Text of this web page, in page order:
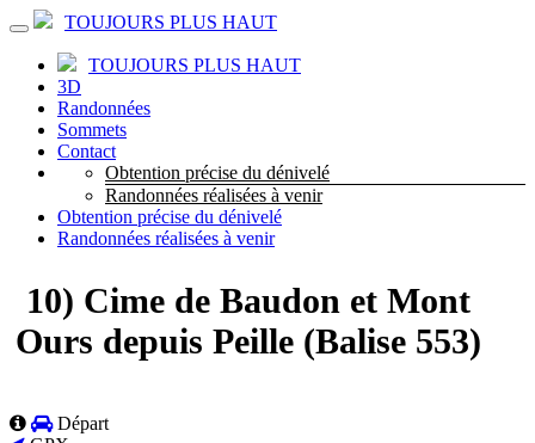
TOUJOURS PLUS HAUT
TOUJOURS PLUS HAUT
3D
Randonnées
Sommets
Contact
Obtention précise du dénivelé
Randonnées réalisées à venir
Obtention précise du dénivelé
Randonnées réalisées à venir
10) Cime de Baudon et Mont
Ours depuis Peille (Balise 553)
Départ